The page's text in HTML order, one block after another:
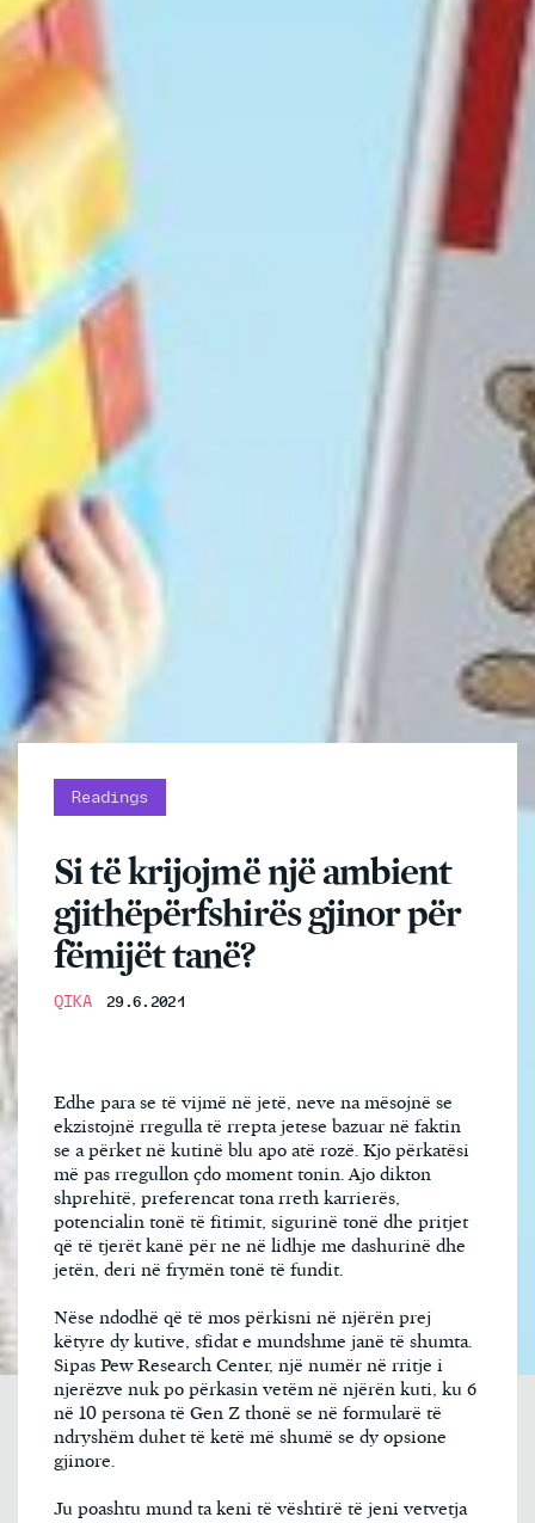
Readings
Si të krijojmë një ambient
gjithëpërfshirës gjinor për
fëmijët tanë?
QIKA 29.6.2021
Edhe para se të vijmë në jetë, neve na mësojnë se
ekzistojnë rregulla të rrepta jetese bazuar në faktin
se a përket në kutinë blu apo atë rozë. Kjo përkatësi
më pas rregullon çdo moment tonin. Ajo dikton
shprehitë, preferencat tona rreth karrierës,
potencialin tonë të fitimit, sigurinë tonë dhe pritjet
që të tjerët kanë për ne në lidhje me dashurinë dhe
jetën, deri në frymën tonë të fundit.
Nëse ndodhë që të mos përkisni në njërën prej
këtyre dy kutive, sfidat e mundshme janë të shumta.
Sipas Pew Research Center, një numër në rritje i
njerëzve nuk po përkasin vetëm në njërën kuti, ku 6
në 10 persona të Gen Z thonë se në formularë të
ndryshëm duhet të ketë më shumë se dy opsione
gjinore.
Ju poashtu mund ta keni të vështirë të jeni vetvetja